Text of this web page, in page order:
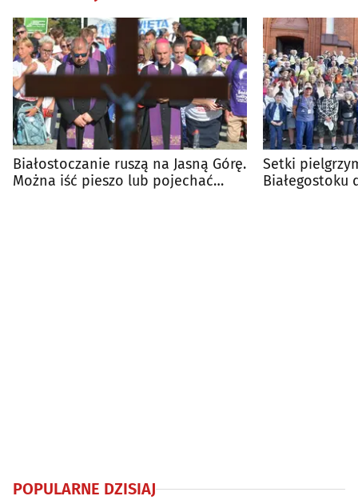
Białostoczanie ruszą na Jasną Górę.
Można iść pieszo lub pojechać
Setki
Białegostoku
POPULARNE DZISIAJ